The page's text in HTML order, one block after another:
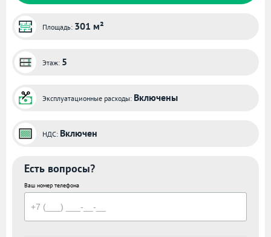
Площадь: 301 м²
Этаж: 5
Эксплуатационные расходы: Включены
НДС: Включен
Есть вопросы?
Ваш номер телефона